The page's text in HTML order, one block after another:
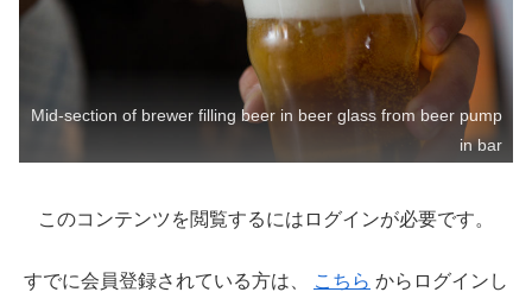
Mid-section of brewer filling beer in beer glass from beer pump
in bar
このコンテンツを閲覧するにはログインが必要です。
すでに会員登録されている方は、 こちら からログインし